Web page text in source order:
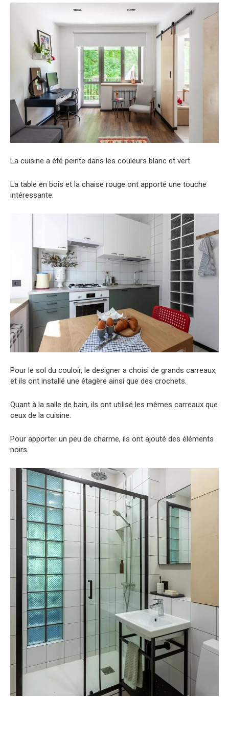
La cuisine a été peinte dans les couleurs blanc et vert.
La table en bois et la chaise rouge ont apporté une touche
intéressante.
Pour le sol du couloir, le designer a choisi de grands carreaux,
et ils ont installé une étagère ainsi que des crochets.
Quant à la salle de bain, ils ont utilisé les mêmes carreaux que
ceux de la cuisine.
Pour apporter un peu de charme, ils ont ajouté des éléments
noirs.